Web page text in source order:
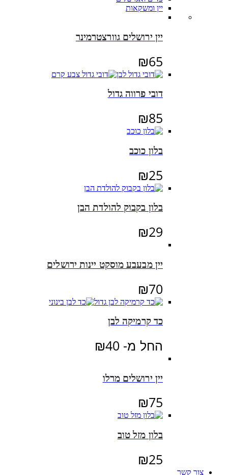
יין ומשקאות
יין ירושלים גוורצטרמינר
₪65
דובי פרווה גדול
₪85
בלון כוכב
₪25
בלון בקבוק להולדת הבן
₪29
יין מבעבע מוסקט יינות ירושלים
₪70
כד קרמיקה לבן
החל מ- ₪40
יין ירושלים מרלו
₪75
בלון מזל טוב
₪25
צור קשר